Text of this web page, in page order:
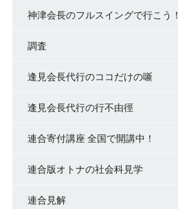
神津会長のフルスイングで行こう！
調査
逢見会長代行のココだけの噺
逢見会長代行の行不由徑
連合寄付講座 全国で開講中！
連合版オトナの社会科見学
連合見解